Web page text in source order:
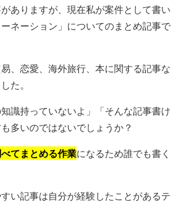
ありますが、現在私が案件として書い
ネーション」についてのまとめ記事で
、恋愛、海外旅行、本に関する記事な
た。
識持っていないよ 」「そんな記事書け
多いのではないでしょうか？
てまとめる作業になるため誰でも書く
い記事は自分が経験したことがあるテ